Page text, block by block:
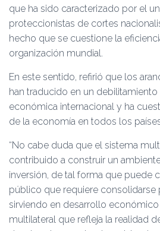
que ha sido caracterizado por el
proteccionistas de cortes
hecho que se cuestione la
organización mundial.
En este sentido, refirió que los
han traducido en un
económica internacional y ha
de la economía en todos los
“No cabe duda que el sistema
contribuido a construir un
inversión, de tal forma que puede
público que requiere consolidarse
sirviendo en desarrollo
multilateral que refleja la realidad